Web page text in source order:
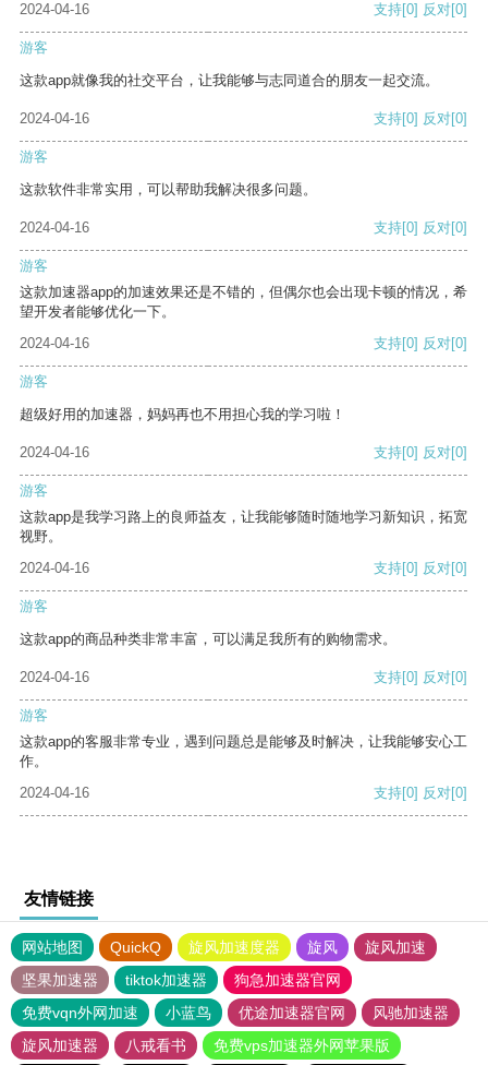
2024-04-16
支持[0] 反对[0]
游客
这款app就像我的社交平台，让我能够与志同道合的朋友一起交流。
2024-04-16 支持[0] 反对[0]
游客
这款软件非常实用，可以帮助我解决很多问题。
2024-04-16 支持[0] 反对[0]
游客
这款加速器app的加速效果还是不错的，但偶尔也会出现卡顿的情况，希
望开发者能够优化一下。
2024-04-16
支持[0] 反对[0]
游客
超级好用的加速器，妈妈再也不用担心我的学习啦！
2024-04-16 支持[0] 反对[0]
游客
这款app是我学习路上的良师益友，让我能够随时随地学习新知识，拓宽
视野。
2024-04-16
支持[0] 反对[0]
游客
这款app的商品种类非常丰富，可以满足我所有的购物需求。
2024-04-16 支持[0] 反对[0]
游客
这款app的客服非常专业，遇到问题总是能够及时解决，让我能够安心工
作。
2024-04-16
支持[0] 反对[0]
友情链接
网站地图 QuickQ 旋风加速度器 旋风
旋风加速
坚果加速器
tiktok加速器
狗急加速器官网
免费vqn外网加速
小蓝鸟 优途加速器官网
风驰加速器
旋风加速器
八戒看书 免费vps加速器外网苹果版